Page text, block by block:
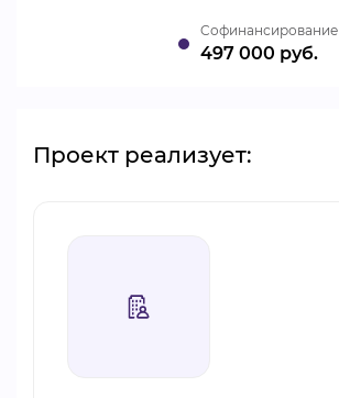
Cофинансирование
497 000 руб.
Проект реализует: